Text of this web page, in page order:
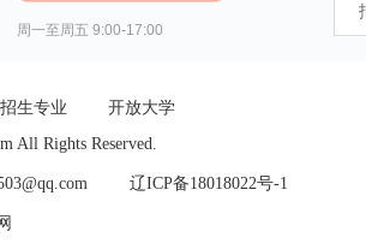
周一至周五 9:00-17:00
招生专业
开放大学
All Rights Reserved.
辽ICP备18018022号-1